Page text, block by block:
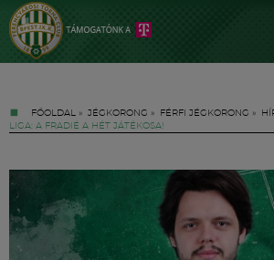
FŐOLDAL » JÉGKORONG » FÉRFI JÉGKORONG »
LIGA: A FRADIÉ A HÉT JÁTÉKOSA!
Jegyek